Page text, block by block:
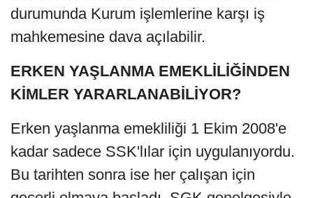
durumunda Kurum işlemlerine karşı iş
mahkemesine dava açılabilir.
ERKEN YAŞLANMA EMEKLİLİĞİNDEN
KİMLER YARARLANABİLİYOR?
Erken yaşlanma emekliliği 1 Ekim 2008'e
kadar sadece SSK'lılar için uygulanıyordu.
Bu tarihten sonra ise her çalışan için